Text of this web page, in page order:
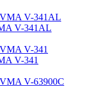
V-341AL
V-341